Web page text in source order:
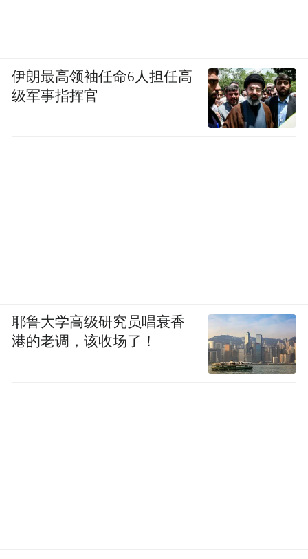
伊朗最高领袖任命6人担任高
级军事指挥官
耶鲁大学高级研究员唱衰香
港的老调，该收场了！